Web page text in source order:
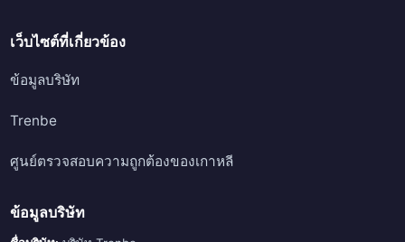
เว็บไซต์ที่เกี่ยวข้อง
ข้อมูลบริษัท
Trenbe
ศูนย์ตรวจสอบความถูกต้องของเกาหลี
ข้อมูลบริษัท